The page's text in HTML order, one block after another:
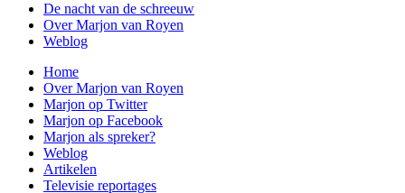
De nacht van de schreeuw
Over Marjon van Royen
Weblog
Home
Over Marjon van Royen
Marjon op Twitter
Marjon op Facebook
Marjon als spreker?
Weblog
Artikelen
Televisie reportages